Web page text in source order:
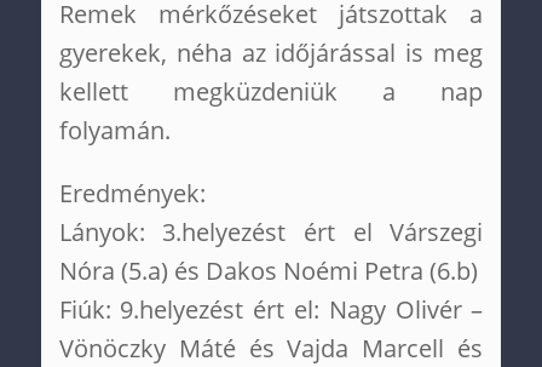
Remek mérkőzéseket játszottak a
gyerekek, néha az időjárással is meg
kellett megküzdeniük a nap
folyamán.
Eredmények:
Lányok: 3.helyezést ért el Várszegi
Nóra (5.a) és Dakos Noémi Petra (6.b)
Fiúk: 9.helyezést ért el: Nagy Olivér –
Vönöczky Máté és Vajda Marcell és